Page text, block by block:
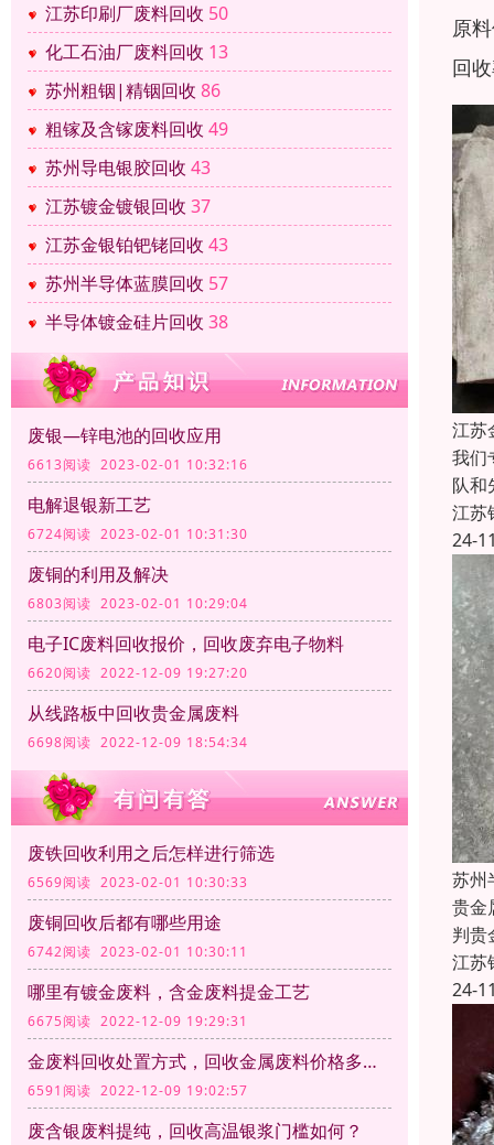
江苏印刷厂废料回收 50
化工石油厂废料回收 13
苏州粗铟|精铟回收 86
粗镓及含镓废料回收 49
苏州导电银胶回收 43
江苏镀金镀银回收 37
江苏金银铂钯铑回收 43
苏州半导体蓝膜回收 57
半导体镀金硅片回收 38
废银—锌电池的回收应用
6613阅读 2023-02-01 10:32:16
电解退银新工艺
6724阅读 2023-02-01 10:31:30
废铜的利用及解决
6803阅读 2023-02-01 10:29:04
电子IC废料回收报价，回收废弃电子物料
6620阅读 2022-12-09 19:27:20
从线路板中回收贵金属废料
6698阅读 2022-12-09 18:54:34
废铁回收利用之后怎样进行筛选
6569阅读 2023-02-01 10:30:33
废铜回收后都有哪些用途
6742阅读 2023-02-01 10:30:11
哪里有镀金废料，含金废料提金工艺
6675阅读 2022-12-09 19:29:31
金废料回收处置方式，回收金属废料价格多少钱一公斤？
6591阅读 2022-12-09 19:02:57
废含银废料提纯，回收高温银浆门槛如何？
原
回
江苏
我们
队和
江苏
24-
苏州
贵金
判贵
江苏
24-